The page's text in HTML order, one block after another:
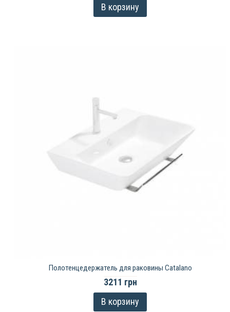
В корзину
Полотенцедержатель для раковины Catalano
3211 грн
В корзину